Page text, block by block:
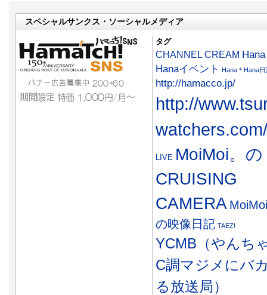
スペシャルサンクス・ソーシャルメディア
タグ
CHANNEL CREAM
Hanaイベント
Hana＊Hana日
http://hamacco.jp/
http://
watchers.com/
LIVE MoiMoi。の
CRUISING
CAMERA
の映像日記 TAEZ!
YCMB（やんち
C調マジメにバ
る放送局）